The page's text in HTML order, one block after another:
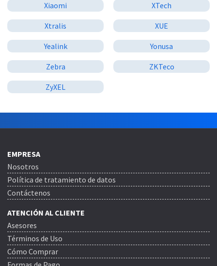
Xiaomi XTech
Xtralis XUE
Yealink Yonusa
Zebra ZKTeco
ZyXEL
EMPRESA
Nosotros
Política de tratamiento de datos
Contáctenos
ATENCIÓN AL CLIENTE
Asesores
Términos de Uso
Cómo Comprar